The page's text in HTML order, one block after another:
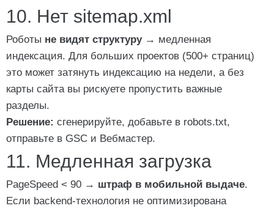
10. Нет sitemap.xml
Роботы не видят структуру→ медленная
индексация. Для больших проектов (500+ страниц)
это может затянуть индексацию на недели, а без
карты сайта вы рискуете пропустить важные
разделы.
Решение: сгенерируйте, добавьте в robots.txt,
отправьте в GSC и Вебмастер.
11. Медленная загрузка
PageSpeed < 90 → штраф в мобильной выдаче.
Если backend-технология не оптимизирована